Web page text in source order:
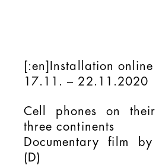
[:en]Installation online
17.11. – 22.11.2020
Cell phones on
three continents
Documentary film
(D)